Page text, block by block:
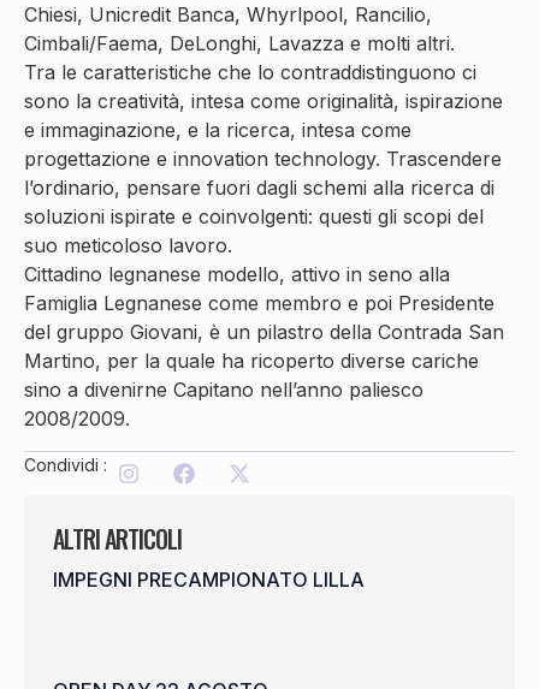
ALTRI ARTICOLI
IMPEGNI PRECAMPIONATO LILLA
Chiesi, Unicredit Banca, Whyrlpool, Rancilio,
Cimbali/Faema, DeLonghi, Lavazza e molti altri.
Tra le caratteristiche che lo contraddistinguono ci
sono la creatività, intesa come originalità, ispirazione
e immaginazione, e la ricerca, intesa come
progettazione e innovation technology. Trascendere
l’ordinario, pensare fuori dagli schemi alla ricerca di
soluzioni ispirate e coinvolgenti: questi gli scopi del
suo meticoloso lavoro.
Cittadino legnanese modello, attivo in seno alla
Famiglia Legnanese come membro e poi Presidente
del gruppo Giovani, è un pilastro della Contrada San
Martino, per la quale ha ricoperto diverse cariche
sino a divenirne Capitano nell’anno paliesco
2008/2009.
Condividi :